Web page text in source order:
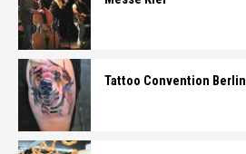
Tattoo Convention Berlin